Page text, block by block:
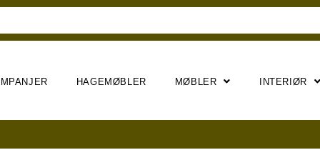
HAGEMØBLER MØBLER INTERIØR